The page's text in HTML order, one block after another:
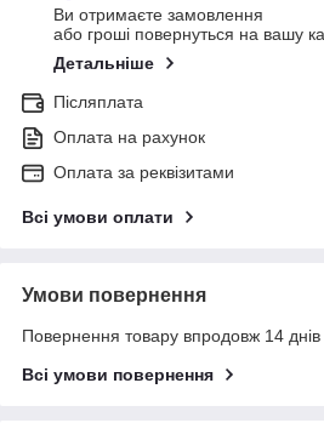
Ви отримаєте замовлення
або гроші повернуться на вашу
Детальніше
Післяплата
Оплата на рахунок
Оплата за реквізитами
Всі умови оплати
Умови повернення
Повернення товару впродовж 14
Всі умови повернення